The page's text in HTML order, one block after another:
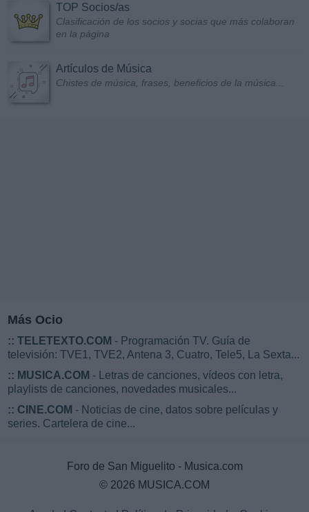
TOP Socios/as
Clasificación de los socios y socias que más colaboran
en la página
Artículos de Música
Chistes de música, frases, beneficios de la música...
Más Ocio
:: TELETEXTO.COM - Programación TV. Guía de
televisión: TVE1, TVE2, Antena 3, Cuatro, Tele5, La Sexta...
:: MUSICA.COM - Letras de canciones, vídeos con letra,
playlists de canciones, novedades musicales...
:: CINE.COM - Noticias de cine, datos sobre películas y
series. Cartelera de cine...
Foro de San Miguelito - Musica.com
© 2026 MUSICA.COM